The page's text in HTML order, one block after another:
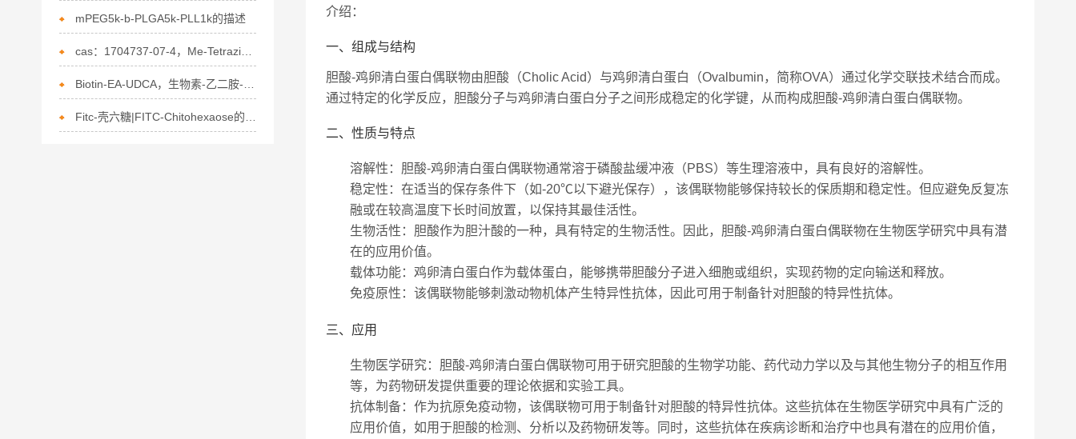
介绍：
一、组成与结构
胆酸-鸡卵清白蛋白偶联物由胆酸（Cholic Acid）与鸡卵清白蛋白（Ovalbumin，简称OVA）通过化学交联技术结合而成。
通过特定的化学反应，胆酸分子与鸡卵清白蛋白分子之间形成稳定的化学键，从而构成胆酸-鸡卵清白蛋白偶联物。
二、性质与特点
溶解性 ：胆酸-鸡卵清白蛋白偶联物通常溶于磷酸盐缓冲液（PBS）等生理溶液中，具有良好的溶解性。
稳定性 ：在适当的保存条件下（如-20℃以下避光保存），该偶联物能够保持较长的保质期和稳定性。但应避免反复冻
融或在较高温度下长时间放置，以保持其最佳活性。
生物活性 ：胆酸作为胆汁酸的一种，具有特定的生物活性。因此，胆酸-鸡卵清白蛋白偶联物在生物医学研究中具有潜
在的应用价值。
载体功能：鸡卵清白蛋白作为载体蛋白，能够携带胆酸分子进入细胞或组织，实现药物的定向输送和释放。
免疫原性 ：该偶联物能够刺激动物机体产生特异性抗体，因此可用于制备针对胆酸的特异性抗体。
三、应用
生物医学研究：胆酸-鸡卵清白蛋白偶联物可用于研究胆酸的生物学功能、药代动力学以及与其他生物分子的相互作用
等，为药物研发提供重要的理论依据和实验工具。
抗体制备：作为抗原免疫动物，该偶联物可用于制备针对胆酸的特异性抗体。这些抗体在生物医学研究中具有广泛的
应用价值，如用于胆酸的检测、分析以及药物研发等。同时，这些抗体在疾病诊断和治疗中也具有潜在的应用价值，
mPEG5k-b-PLGA5k-PLL1k的描述
cas：1704737-07-4，Me-Tetrazine-PEG4-O-amine的概述